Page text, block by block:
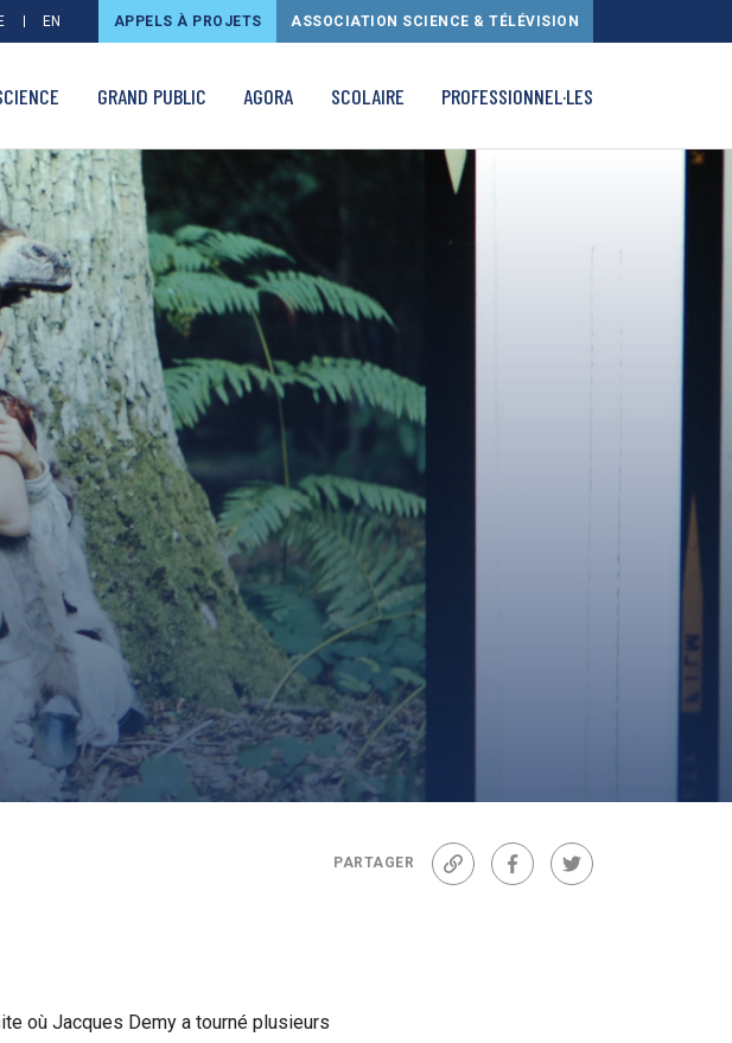
EN APPELS À PROJETS ASSOCIATION SCIENCE & TÉLÉVISION
GRAND PUBLIC AGORA SCOLAIRE PROFESSIONNEL·LES
PARTAGER
Lien FacebookTwitter
où Jacques Demy a tourné plusieurs